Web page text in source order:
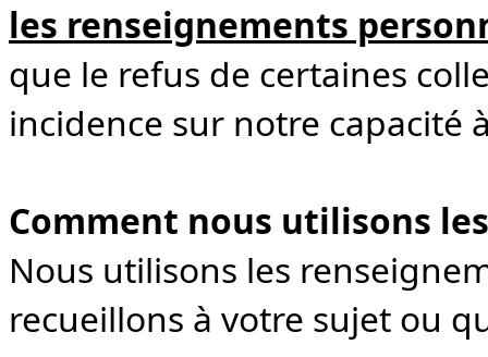
les renseignements
que le refus de certaines
incidence sur notre capacité
Comment nous utilisons
Nous utilisons les
recueillons à votre sujet ou